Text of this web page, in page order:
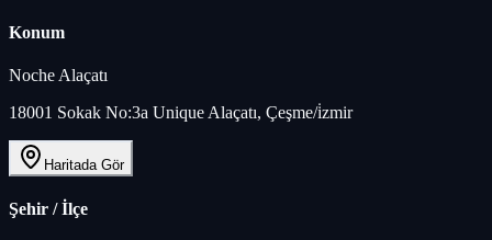
Konum
Noche Alaçatı
18001 Sokak No:3a Unique Alaçatı, Çeşme/i̇zmir
Haritada Gör
Şehir / İlçe